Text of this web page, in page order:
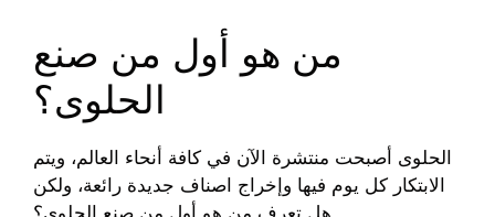
من هو أول من صنع
الحلوى؟
الحلوى أصبحت منتشرة الآن في كافة أنحاء العالم، ويتم
الابتكار كل يوم فيها وإخراج اصناف جديدة رائعة، ولكن
هل تعرف من هو أول من صنع الحلوى؟